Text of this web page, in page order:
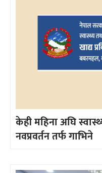
केही महिना अघि
नवप्रवर्तन तर्फ गाभिने